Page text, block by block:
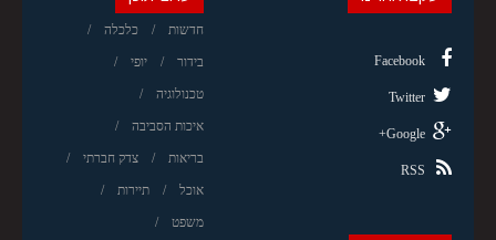
חדשות כלכלה
בידור יופי
טכנולוגיה
איכות הסביבה
בריאות צדק חברתי
אוכל תיירות
משפט
Facebook
Twitter
Google+
RSS